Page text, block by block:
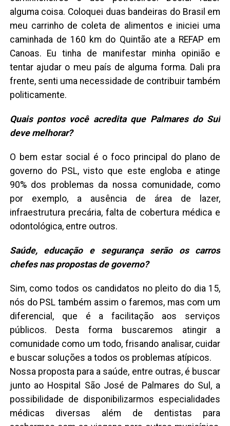
alguma coisa. Coloquei duas bandeiras do Brasil em
meu carrinho de coleta de alimentos e iniciei uma
caminhada de 160 km do Quintão ate a REFAP em
Canoas. Eu tinha de manifestar minha opinião e
tentar ajudar o meu país de alguma forma. Dali pra
frente, senti uma necessidade de contribuir também
politicamente.
Quais pontos você acredita que Palmares do Sul
deve melhorar?
O bem estar social é o foco principal do plano de
governo do PSL, visto que este engloba e atinge
90% dos problemas da nossa comunidade, como
por exemplo, a ausência de área de lazer,
infraestrutura precária, falta de cobertura médica e
odontológica, entre outros.
Saúde, educação e segurança serão os carros
chefes nas propostas de governo?
Sim, como todos os candidatos no pleito do dia 15,
nós do PSL também assim o faremos, mas com um
diferencial, que é a facilitação aos serviços
públicos. Desta forma buscaremos atingir a
comunidade como um todo, frisando analisar, cuidar
e buscar soluções a todos os problemas atípicos.
Nossa proposta para a saúde, entre outras, é buscar
junto ao Hospital São José de Palmares do Sul, a
possibilidade de disponibilizarmos especialidades
médicas diversas além de dentistas para